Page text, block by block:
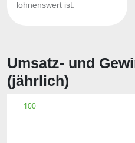
lohnenswert ist.
Umsatz- und
(jährlich)
100